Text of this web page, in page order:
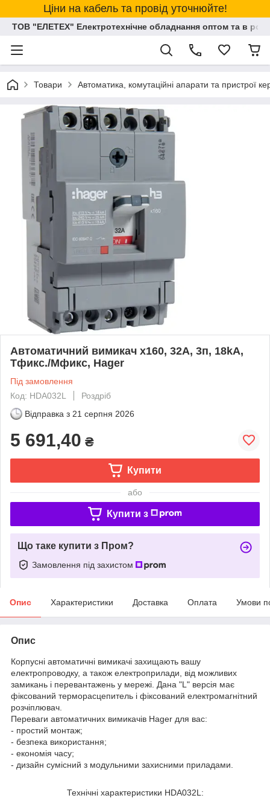
Ціни на кабель та провід уточнюйте!
ТОВ "ЕЛЕТЕХ" Електротехнічне обладнання оптом та в
Товари Автоматика, комутаційні апарати та пристрої
Автоматичний вимикач x160, 32А, 3п, 18kA,
Тфикс./Мфикс, Hager
Під замовлення
Код: HDA032L
Роздріб
Відправка з 21 серпня 2026
5 691,40 ₴
Купити
або
Купити з
Що таке купити з Пром?
Замовлення під захистом
Опис Характеристики Доставка Оплата Умови
Опис
Корпусні автоматичні вимикачі захищають вашу
електропроводку, а також електроприлади, від можливих
замикань і перевантажень у мережі. Дана "L" версія має
фіксований терморасцепитель і фіксований електромагнітний
розчіплювач.
Переваги автоматичних вимикачів Hager для вас:
- простий монтаж;
- безпека використання;
- економія часу;
- дизайн сумісний з модульними захисними приладами.
Технічні характеристики HDA032L: